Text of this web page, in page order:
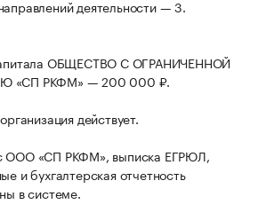
деятельности — 3.
ОБЩЕСТВО С ОГРАНИЧЕННОЙ
«СП РКФМ» — 200 000 ₽.
действует.
ООО «СП РКФМ», выписка ЕГРЮЛ,
и бухгалтерская отчетность
в системе.